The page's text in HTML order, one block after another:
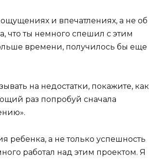
и впечатлениях, а не об
что ты немного спешил с этим
времени, получилось бы еще
на недостатки, покажите, как
раз попробуй сначала
ребенка, а не только успешность
работал над этим проектом. Я